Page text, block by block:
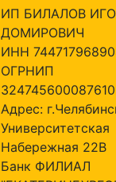
ИП БИЛАЛОВ
ДОМИРОВИЧ
ИНН
ОГРНИП
324745600087610
Адрес:
Университетская
Набережная 22В
Банк ФИЛИАЛ